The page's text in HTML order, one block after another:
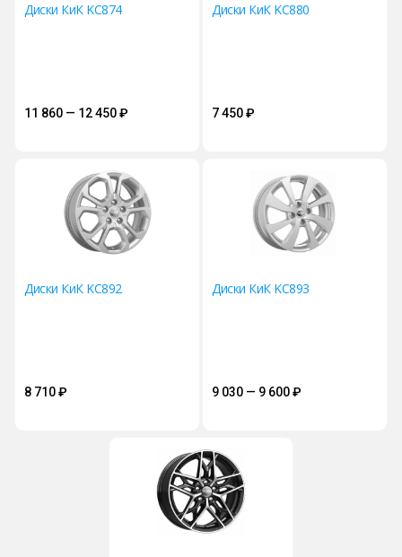
Диски КиК KC874
11 860 — 12 450₽
Диски КиК KC880
7 450₽
Диски КиК KC892
8 710₽
Диски КиК KC893
9 030 — 9 600₽